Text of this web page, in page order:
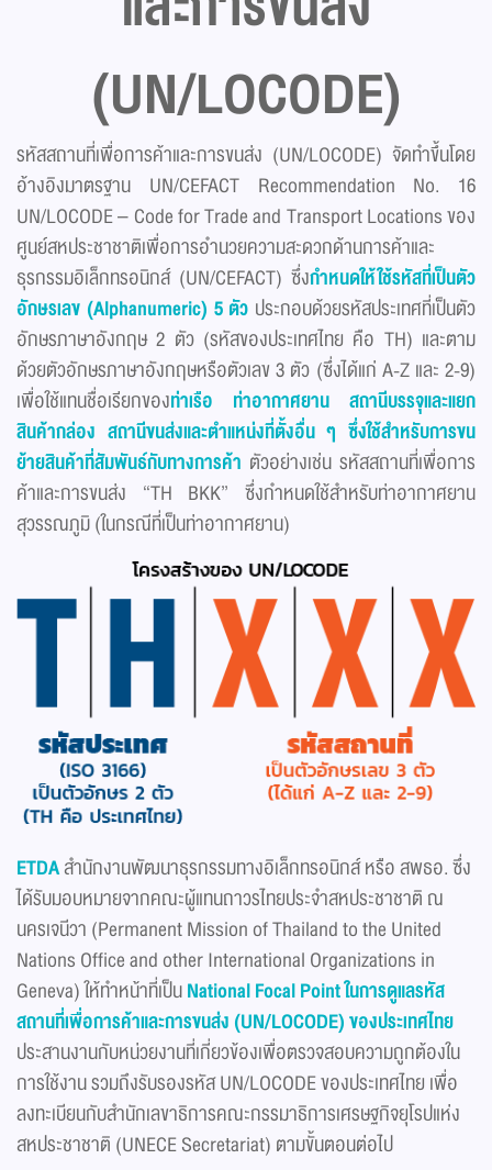
(UN/LOCODE)
รหัสสถานที่เพื่อการค้าและการขนส่ง (UN/LOCODE) จัดทำขึ้นโดย
อ้างอิงมาตรฐาน UN/CEFACT Recommendation No. 16
UN/LOCODE – Code for Trade and Transport Locations ของ
ศูนย์สหประชาชาติเพื่อการอํานวยความสะดวกด้านการค้าและ
ธุรกรรมอิเล็กทรอนิกส์ (UN/CEFACT) ซึ่งกำหนดให้ใช้รหัสที่เป็นตัว
อักษรเลข (Alphanumeric) 5 ตัว ประกอบด้วยรหัสประเทศที่เป็นตัว
อักษรภาษาอังกฤษ 2 ตัว (รหัสของประเทศไทย คือ TH) และตาม
ด้วยตัวอักษรภาษาอังกฤษหรือตัวเลข 3 ตัว (ซึ่งได้แก่ A-Z และ 2-9)
เพื่อใช้แทนชื่อเรียกของท่าเรือ ท่าอากาศยาน สถานีบรรจุและแยก
สินค้ากล่อง สถานีขนส่งและตำแหน่งที่ตั้งอื่น ๆ ซึ่งใช้สำหรับการขน
ย้ายสินค้าที่สัมพันธ์กับทางการค้า ตัวอย่างเช่น รหัสสถานที่เพื่อการ
ค้าและการขนส่ง “TH BKK” ซึ่งกำหนดใช้สำหรับท่าอากาศยาน
สุวรรณภูมิ (ในกรณีที่เป็นท่าอากาศยาน)
ETDAสำนักงานพัฒนาธุรกรรมทางอิเล็กทรอนิกส์ หรือ สพธอ. ซึ่ง
ได้รับมอบหมายจากคณะผู้แทนถาวรไทยประจำสหประชาชาติ ณ
นครเจนีวา (Permanent Mission of Thailand to the United
Nations Office and other International Organizations in
Geneva) ให้ทำหน้าที่เป็นNational Focal Point ในการดูแลรหัส
สถานที่เพื่อการค้าและการขนส่ง (UN/LOCODE) ของประเทศไทย
ประสานงานกับหน่วยงานที่เกี่ยวข้องเพื่อตรวจสอบความถูกต้องใน
การใช้งาน รวมถึงรับรองรหัส UN/LOCODE ของประเทศไทย เพื่อ
ลงทะเบียนกับสำนักเลขาธิการคณะกรรมาธิการเศรษฐกิจยุโรปแห่ง
สหประชาชาติ (UNECE Secretariat) ตามขั้นตอนต่อไป